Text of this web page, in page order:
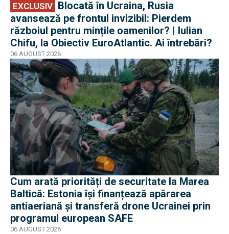
EXCLUSIV
avansează pe frontul invizibil: Pierdem
războiul pentru mințile oamenilor? | Iulian
Chifu, la Obiectiv EuroAtlantic. Ai întrebări?
06 AUGUST 2026
Cum arată priorități de securitate la Marea
Baltică: Estonia își finanțează apărarea
antiaeriană și transferă drone Ucrainei prin
programul european SAFE
06 AUGUST 2026